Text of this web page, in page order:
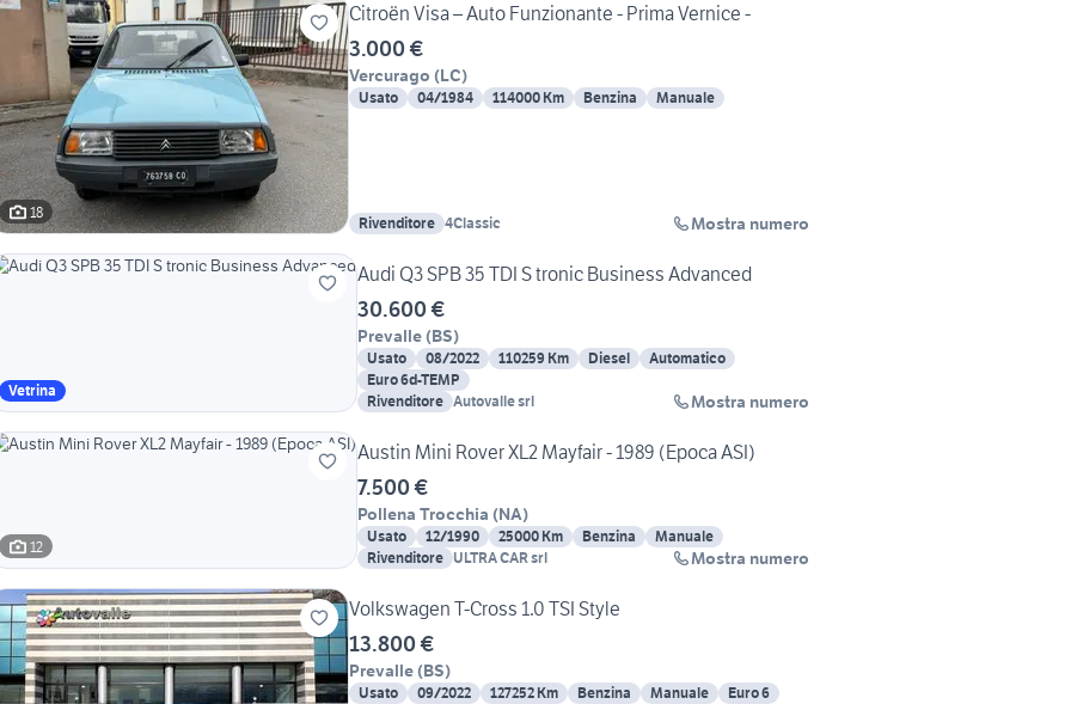
18
Citroën Visa – Auto Funzionante - Prima Vernice -
3.000 €
Vercurago (LC)
Usato 04/1984 114000 Km Benzina Manuale
Rivenditore 4Classic Mostra numero
Vetrina
Audi Q3 SPB 35 TDI S tronic Business Advanced
30.600 €
Prevalle (BS)
Usato 08/2022 110259 Km Diesel
Automatico
Euro 6d-TEMP
Rivenditore Autovalle srl Mostra numero
12
Austin Mini Rover XL2 Mayfair - 1989 (Epoca ASI)
7.500 €
Pollena Trocchia (NA)
Usato 12/1990 25000 Km Benzina
Manuale
Rivenditore ULTRA CAR srl Mostra numero
Volkswagen T-Cross 1.0 TSI Style
13.800 €
Prevalle (BS)
Usato 09/2022 127252 Km Benzina Manuale Euro 6